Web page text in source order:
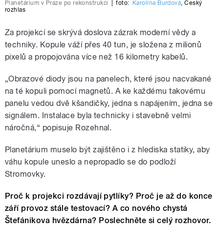
Planetárium v Praze po rekonstrukci foto: Karolína Burdová,Český
rozhlas
Za projekcí se skrývá doslova zázrak moderní vědy a
techniky. Kopule váží přes 40 tun, je složena z milionů
pixelů a propojována více než 16 kilometry kabelů.
„Obrazové diody jsou na panelech, které jsou nacvakané
na té kopuli pomocí magnetů. A ke každému takovému
panelu vedou dvě kšandičky, jedna s napájením, jedna se
signálem. Instalace byla technicky i stavebně velmi
náročná,“ popisuje Rozehnal.
Planetárium muselo být zajištěno i z hlediska statiky, aby
váhu kopule uneslo a nepropadlo se do podloží
Stromovky.
Proč k projekci rozdávají pytlíky? Proč je až do konce
září provoz stále testovací? A co nového chystá
Štefánikova hvězdárna? Poslechněte si celý rozhovor.